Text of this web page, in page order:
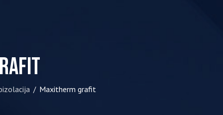
/ Maxitherm grafit